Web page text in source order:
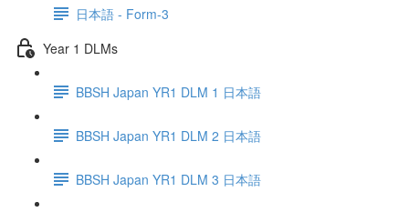
日本語 - Form-3
Year 1 DLMs
BBSH Japan YR1 DLM 1 日本語
BBSH Japan YR1 DLM 2 日本語
BBSH Japan YR1 DLM 3 日本語